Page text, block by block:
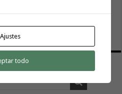
con Ashotel su adhesión a
Ajustes
todo